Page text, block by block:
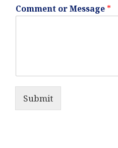
Comment or Message *
Submit